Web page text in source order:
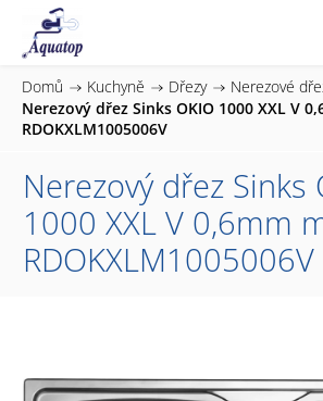
Domů / Kuchyně / Dřezy / Nerezové
Nerezový dřez Sinks OKIO 1000 XXL V
RDOKXLM1005006V
Nerezový dřez Sinks
1000 XXL V 0,6mm
RDOKXLM1005006V